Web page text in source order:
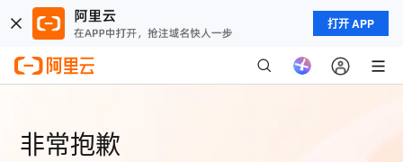
打开 APP
非常抱歉